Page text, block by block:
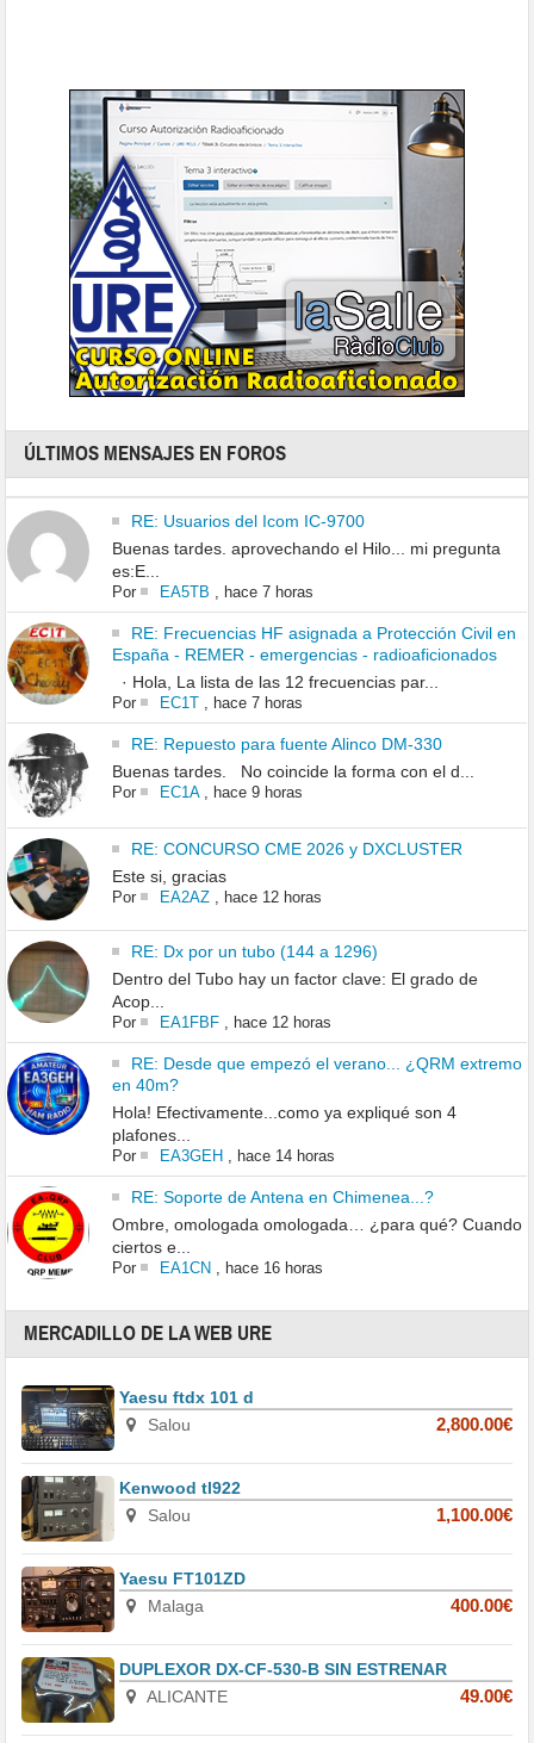
ÚLTIMOS MENSAJES EN FOROS
RE: Usuarios del Icom IC-9700
Buenas tardes. aprovechando el Hilo... mi pregunta
es:E...
Por EA5TB , hace 7 horas
RE: Frecuencias HF asignada a Protección Civil en
España - REMER - emergencias - radioaficionados
· Hola, La lista de las 12 frecuencias par...
Por EC1T, hace 7 horas
RE: Repuesto para fuente Alinco DM-330
Buenas tardes. No coincide la forma con el d...
Por EC1A, hace 9 horas
RE: CONCURSO CME 2026 y DXCLUSTER
Este si, gracias
Por EA2AZ, hace 12 horas
RE: Dx por un tubo (144 a 1296)
Dentro del Tubo hay un factor clave: El grado de
Acop...
Por EA1FBF, hace 12 horas
RE: Desde que empezó el verano... ¿QRM extremo
en 40m?
Hola! Efectivamente...como ya expliqué son 4
plafones...
Por EA3GEH hace 14 horas
RE: Soporte de Antena en Chimenea...?
Ombre, omologada omologada… ¿para qué? Cuando
ciertos e...
Por EA1CN hace 16 horas
MERCADILLO DE LA WEB URE
Yaesu ftdx 101 d
Salou
2,800.00€
Kenwood tl922
Salou
1,100.00€
Yaesu FT101ZD
Malaga
400.00€
DUPLEXOR DX-CF-530-B SIN ESTRENAR
ALICANTE
49.00€